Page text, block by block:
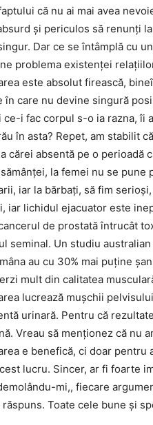
că nu ai mai avea
și periculos să renunți
Dar ce se întâmplă cu
problema existenței
este absolut firească,
în care nu devine singură
ce-i fac corpul s-o ia razna, îi
în asta? Repet, am stabilit
cărei absentă pe o perioadă
la femei nu se pune
iar la bărbați, să fim
iar lichidul ejacuator este
de prostată întrucât
seminal. Un studiu
au cu 30% mai puține
mult din calitatea
lucrează mușchii
urinară. Pentru că
Vreau să menționez că nu
e benefică, ci doar pentru
lucru. Sincer, ar fi foarte
mi,, fiecare
răspuns. Toate cele bune și